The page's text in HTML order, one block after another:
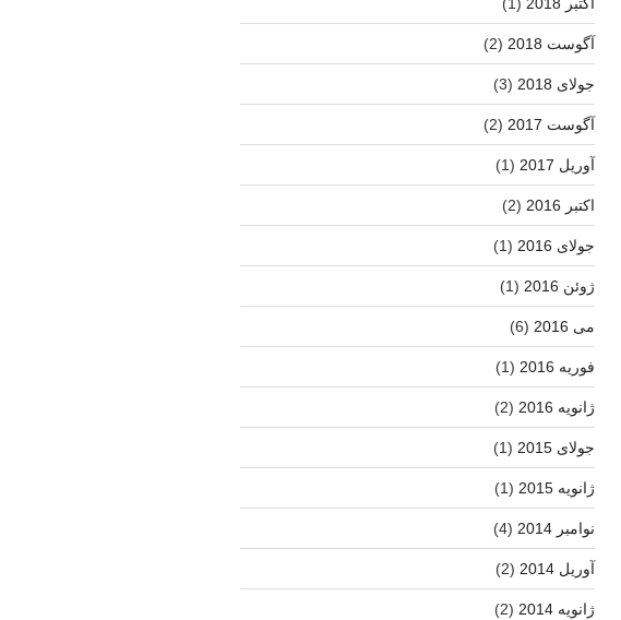
اکتبر 2018 (1)
آگوست 2018 (2)
جولای 2018 (3)
آگوست 2017 (2)
آوریل 2017 (1)
اکتبر 2016 (2)
جولای 2016 (1)
ژوئن 2016 (1)
می 2016 (6)
فوریه 2016 (1)
ژانویه 2016 (2)
جولای 2015 (1)
ژانویه 2015 (1)
نوامبر 2014 (4)
آوریل 2014 (2)
ژانویه 2014 (2)